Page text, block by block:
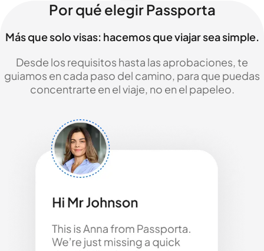
Por qué elegir Passporta
Más que solo visas: hacemos que viajar sea simple.
Desde los requisitos hasta las aprobaciones, te
guiamos en cada paso del camino, para que puedas
concentrarte en el viaje, no en el papeleo.